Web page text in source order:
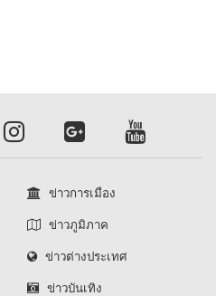
ข่าวการเมือง
ข่าวภูมิภาค
ข่าวต่างประเทศ
ข่าวบันเทิง